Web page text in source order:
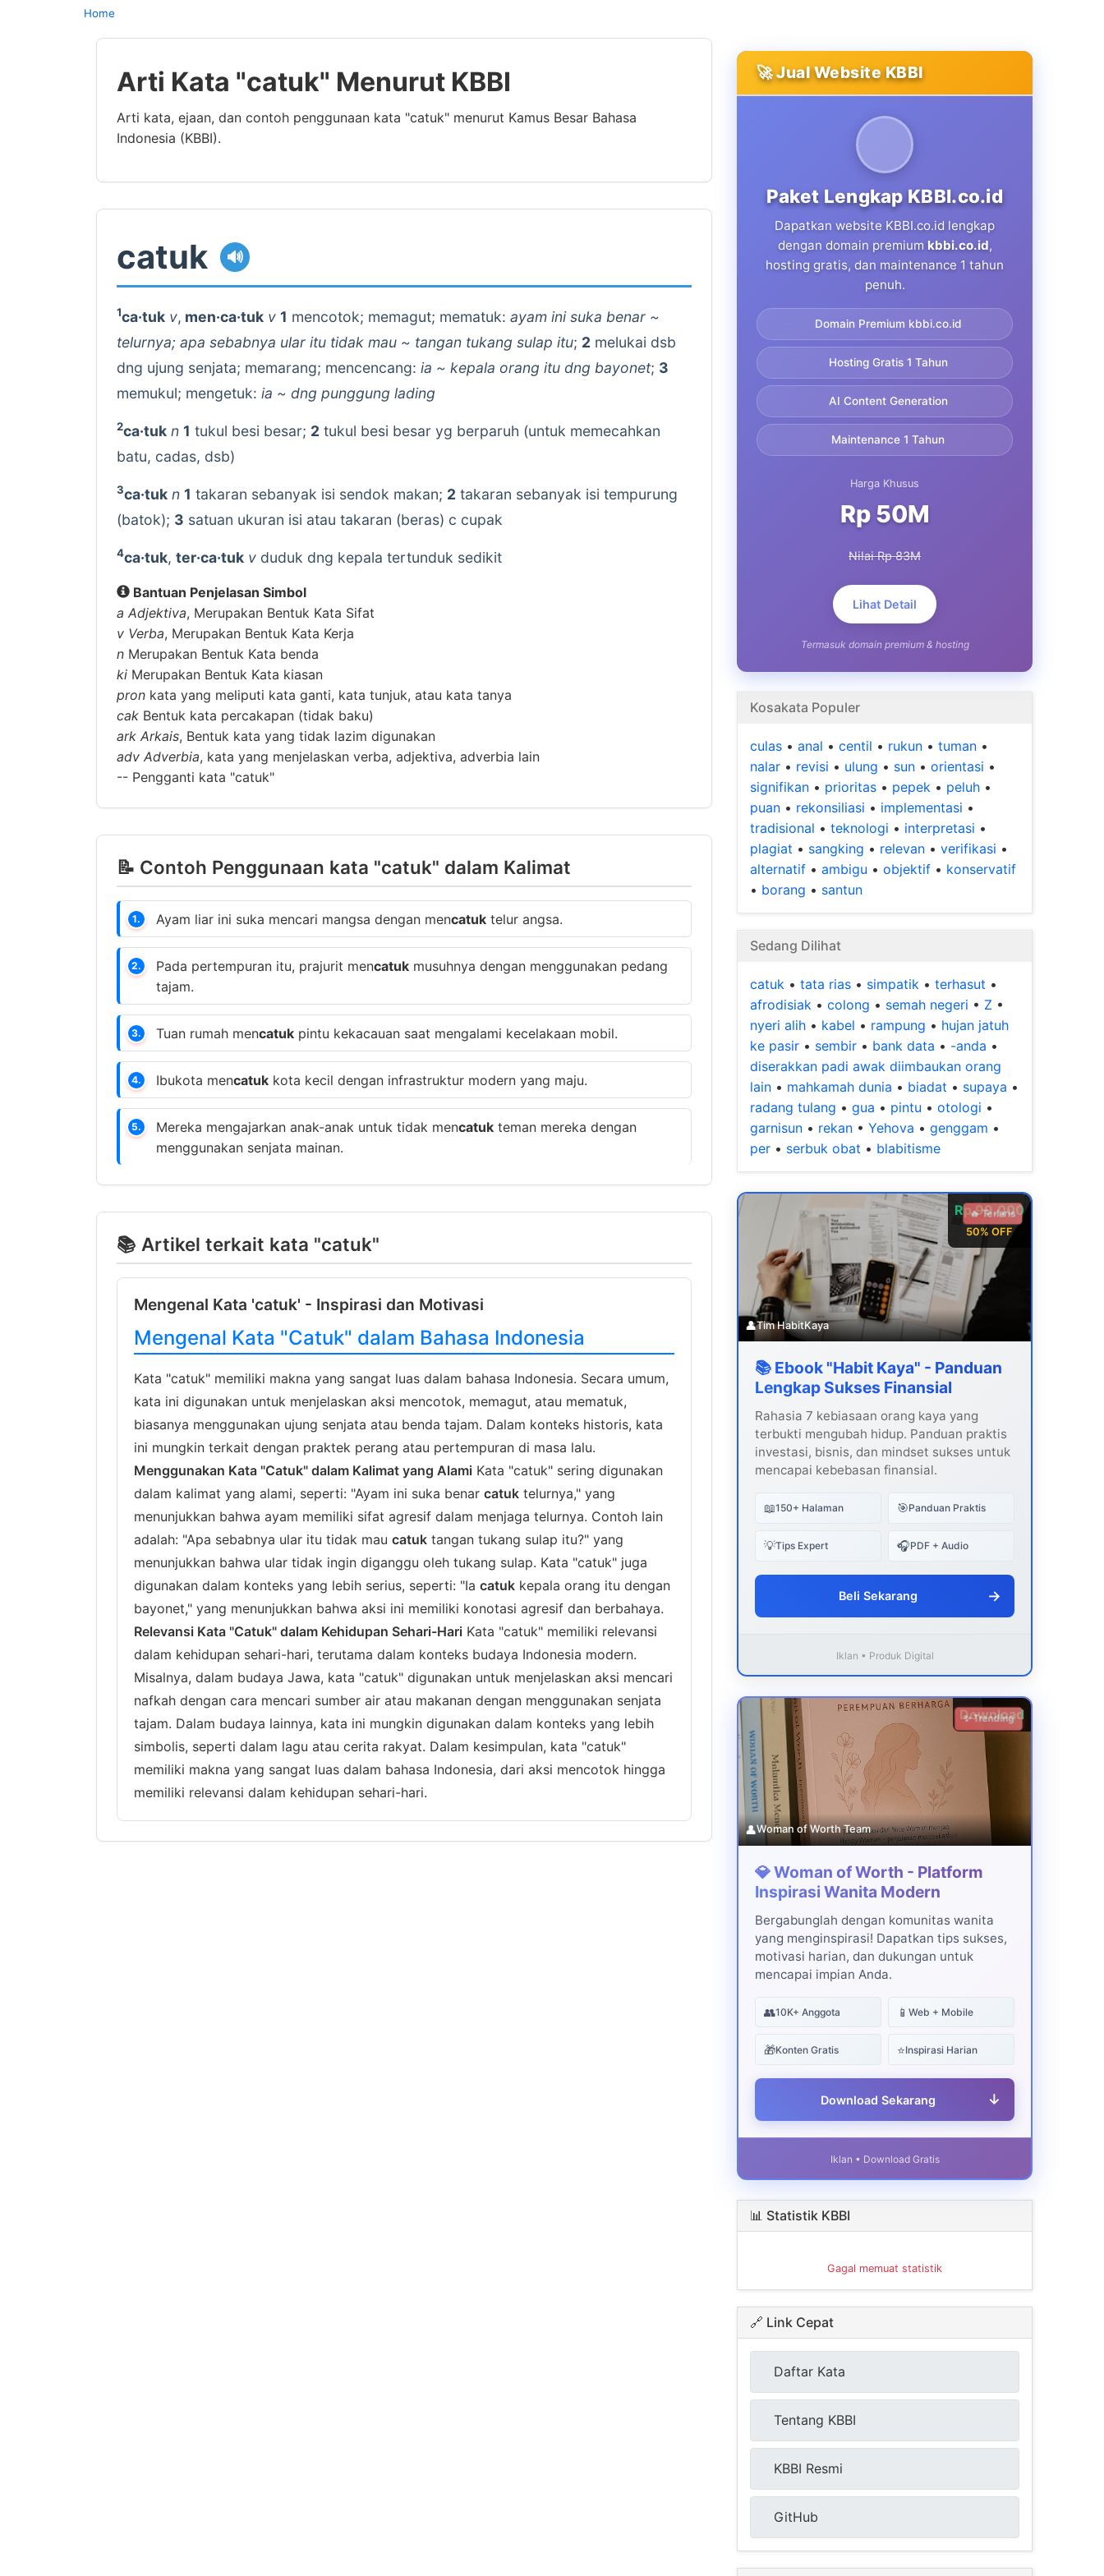
Home
Arti Kata "catuk" Menurut KBBI
Arti kata, ejaan, dan contoh penggunaan kata "catuk" menurut Kamus Besar Bahasa
Indonesia (KBBI).
catuk 🔊
1ca·tuk v, men·ca·tuk v 1 mencotok; memagut; mematuk: ayam ini suka benar ~
telurnya; apa sebabnya ular itu tidak mau ~ tangan tukang sulap itu; 2 melukai dsb
dng ujung senjata; memarang; mencencang: ia ~ kepala orang itu dng bayonet; 3
memukul; mengetuk: ia ~ dng punggung lading
2ca·tuk n 1 tukul besi besar; 2 tukul besi besar yg berparuh (untuk memecahkan
batu, cadas, dsb)
3ca·tuk n 1 takaran sebanyak isi sendok makan; 2 takaran sebanyak isi tempurung
(batok); 3 satuan ukuran isi atau takaran (beras) c cupak
4ca·tuk, ter·ca·tuk v duduk dng kepala tertunduk sedikit
Bantuan Penjelasan Simbol
a Adjektiva, Merupakan Bentuk Kata Sifat
v Verba, Merupakan Bentuk Kata Kerja
n Merupakan Bentuk Kata benda
ki Merupakan Bentuk Kata kiasan
pron kata yang meliputi kata ganti, kata tunjuk, atau kata tanya
cak Bentuk kata percakapan (tidak baku)
ark Arkais, Bentuk kata yang tidak lazim digunakan
adv Adverbia, kata yang menjelaskan verba, adjektiva, adverbia lain
-- Pengganti kata "catuk"
📝 Contoh Penggunaan kata "catuk" dalam Kalimat
1. Ayam liar ini suka mencari mangsa dengan mencatuk telur angsa.
2. Pada pertempuran itu, prajurit mencatuk musuhnya dengan menggunakan pedang
tajam.
3. Tuan rumah mencatuk pintu kekacauan saat mengalami kecelakaan mobil.
4. Ibukota mencatuk kota kecil dengan infrastruktur modern yang maju.
5. Mereka mengajarkan anak-anak untuk tidak mencatuk teman mereka dengan
menggunakan senjata mainan.
📚 Artikel terkait kata "catuk"
Mengenal Kata 'catuk' - Inspirasi dan Motivasi
Mengenal Kata "Catuk" dalam Bahasa Indonesia
Kata "catuk" memiliki makna yang sangat luas dalam bahasa Indonesia. Secara umum,
kata ini digunakan untuk menjelaskan aksi mencotok, memagut, atau mematuk,
biasanya menggunakan ujung senjata atau benda tajam. Dalam konteks historis, kata
ini mungkin terkait dengan praktek perang atau pertempuran di masa lalu.
Menggunakan Kata "Catuk" dalam Kalimat yang Alami Kata "catuk" sering digunakan
dalam kalimat yang alami, seperti: "Ayam ini suka benar catuk telurnya," yang
menunjukkan bahwa ayam memiliki sifat agresif dalam menjaga telurnya. Contoh lain
adalah: "Apa sebabnya ular itu tidak mau catuk tangan tukang sulap itu?" yang
menunjukkan bahwa ular tidak ingin diganggu oleh tukang sulap. Kata "catuk" juga
digunakan dalam konteks yang lebih serius, seperti: "Ia catuk kepala orang itu dengan
bayonet," yang menunjukkan bahwa aksi ini memiliki konotasi agresif dan berbahaya.
Relevansi Kata "Catuk" dalam Kehidupan Sehari-Hari Kata "catuk" memiliki relevansi
dalam kehidupan sehari-hari, terutama dalam konteks budaya Indonesia modern.
Misalnya, dalam budaya Jawa, kata "catuk" digunakan untuk menjelaskan aksi mencari
nafkah dengan cara mencari sumber air atau makanan dengan menggunakan senjata
tajam. Dalam budaya lainnya, kata ini mungkin digunakan dalam konteks yang lebih
simbolis, seperti dalam lagu atau cerita rakyat. Dalam kesimpulan, kata "catuk"
memiliki makna yang sangat luas dalam bahasa Indonesia, dari aksi mencotok hingga
memiliki relevansi dalam kehidupan sehari-hari.
🚀 Jual Website KBBI
Paket Lengkap KBBI.co.id
Dapatkan website KBBI.co.id lengkap
dengan domain premium kbbi.co.id,
hosting gratis, dan maintenance 1 tahun
penuh.
Domain Premium kbbi.co.id
Hosting Gratis 1 Tahun
AI Content Generation
Maintenance 1 Tahun
Harga Khusus
Rp 50M
Nilai Rp 83M
Lihat Detail
Termasuk domain premium & hosting
Kosakata Populer
culas • anal • centil • rukun • tuman •
nalar • revisi • ulung • sun • orientasi •
signifikan • prioritas • pepek • peluh •
puan • rekonsiliasi • implementasi •
tradisional • teknologi • interpretasi •
plagiat • sangking • relevan • verifikasi •
alternatif • ambigu • objektif • konservatif
• borang • santun
Sedang Dilihat
catuk • tata rias • simpatik • terhasut •
afrodisiak • colong • semah negeri • Z •
nyeri alih • kabel • rampung • hujan jatuh
ke pasir • sembir • bank data • -anda •
diserakkan padi awak diimbaukan orang
lain • mahkamah dunia • biadat • supaya •
radang tulang • gua • pintu • otologi •
garnisun • rekan • Yehova • genggam •
per • serbuk obat • blabitisme
Rp 99.000
50% OFF
🔥 Terlaris
👤Tim HabitKaya
📚 Ebook "Habit Kaya" - Panduan
Lengkap Sukses Finansial
Rahasia 7 kebiasaan orang kaya yang
terbukti mengubah hidup. Panduan praktis
investasi, bisnis, dan mindset sukses untuk
mencapai kebebasan finansial.
📖150+ Halaman 🎯Panduan Praktis
💡Tips Expert 🎧PDF + Audio
Beli Sekarang →
Iklan • Produk Digital
Download
✨ Trending
👤Woman of Worth Team
💎 Woman of Worth - Platform
Inspirasi Wanita Modern
Bergabunglah dengan komunitas wanita
yang menginspirasi! Dapatkan tips sukses,
motivasi harian, dan dukungan untuk
mencapai impian Anda.
👥10K+ Anggota 📱 Web + Mobile
🎁Konten Gratis ⭐Inspirasi Harian
Download Sekarang ↓
Iklan • Download Gratis
📊 Statistik KBBI
Gagal memuat statistik
🔗 Link Cepat
Daftar Kata
Tentang KBBI
KBBI Resmi
GitHub